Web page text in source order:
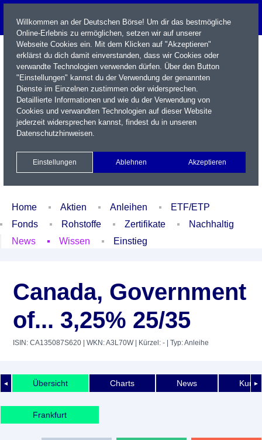
Name / WKN / ISIN / Kürzel
Xetra Realtime
Watchlist Portfolio Login
Home Aktien Anleihen
ETF/ETP
Fonds
Rohstoffe Zertifikate
Nachhaltig
News
Wissen Einstieg
Canada, Government
of... 3,25% 25/35
ISIN: CA135087S620 | WKN: A3L70W| Kürzel: - | Typ: Anleihe
◄ ►
Übersicht Charts News
Frankfurt
Willkommen an der Deutschen Börse! Um dir das bestmögliche
Online-Erlebnis zu ermöglichen, setzen wir auf unserer
Webseite Cookies ein. Mit dem Klicken auf "Akzeptieren"
erklärst du dich damit einverstanden, dass wir Cookies oder
verwandte Technologien verwenden dürfen. Über den Button
"Einstellungen" kannst du der Verwendung der genannten
Dienste im Einzelnen zustimmen oder widersprechen.
Detaillierte Informationen und wie du der Verwendung von
Cookies und verwandten Technologien auf dieser Website
jederzeit widersprechen kannst, findest du in unseren
Datenschutzhinweisen.
Einstellungen Ablehnen Akzeptieren